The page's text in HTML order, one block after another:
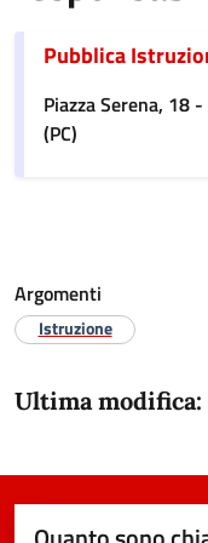
Pubblica
Piazza Serena, 18
(PC)
Argomenti
Istruzione
Ultima modifica: